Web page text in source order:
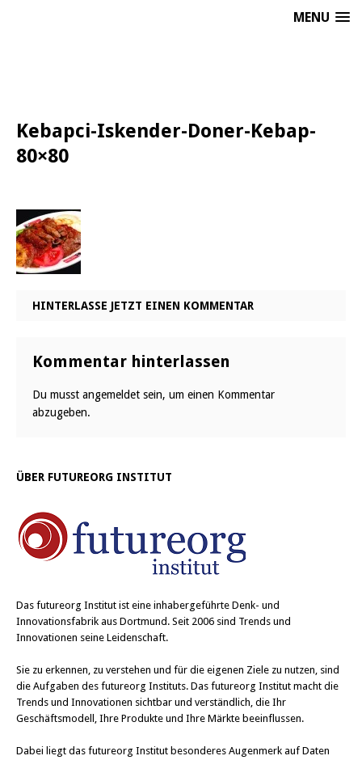
MENU
Kebapci-Iskender-Doner-Kebap-
80×80
HINTERLASSE JETZT EINEN KOMMENTAR
Kommentar hinterlassen
Du musst angemeldet sein, um einen Kommentar
abzugeben.
ÜBER FUTUREORG INSTITUT
Das futureorg Institut ist eine inhabergeführte Denk- und
Innovationsfabrik aus Dortmund. Seit 2006 sind Trends und
Innovationen seine Leidenschaft.
Sie zu erkennen, zu verstehen und für die eigenen Ziele zu nutzen, sind
die Aufgaben des futureorg Instituts. Das futureorg Institut macht die
Trends und Innovationen sichtbar und verständlich, die Ihr
Geschäftsmodell, Ihre Produkte und Ihre Märkte beeinflussen.
Dabei liegt das futureorg Institut besonderes Augenmerk auf Daten